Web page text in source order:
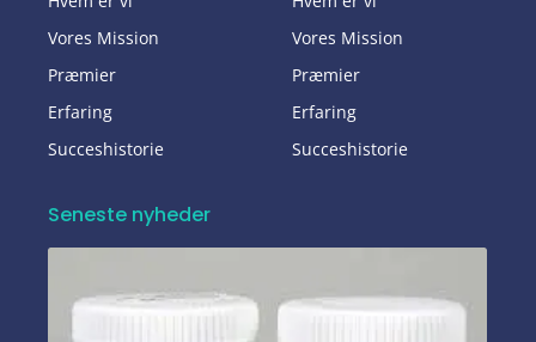
Vores Mission
Præmier
Erfaring
Succeshistorie
Vores Mission
Præmier
Erfaring
Succeshistorie
Seneste nyheder